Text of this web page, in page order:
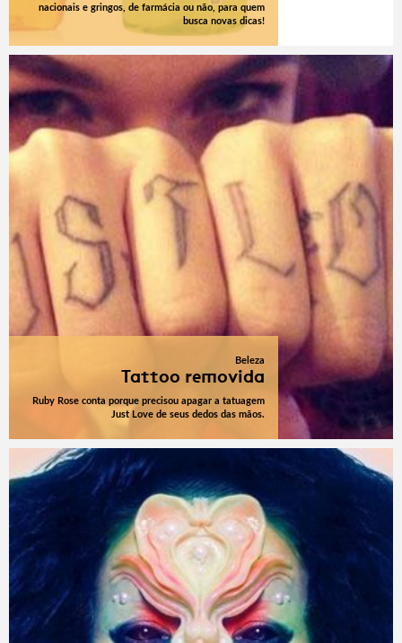
nacionais e gringos, de farmácia ou não, para quem
busca novas dicas!
Beleza
Tattoo removida
Ruby Rose conta porque precisou apagar a tatuagem
Just Love de seus dedos das mãos.